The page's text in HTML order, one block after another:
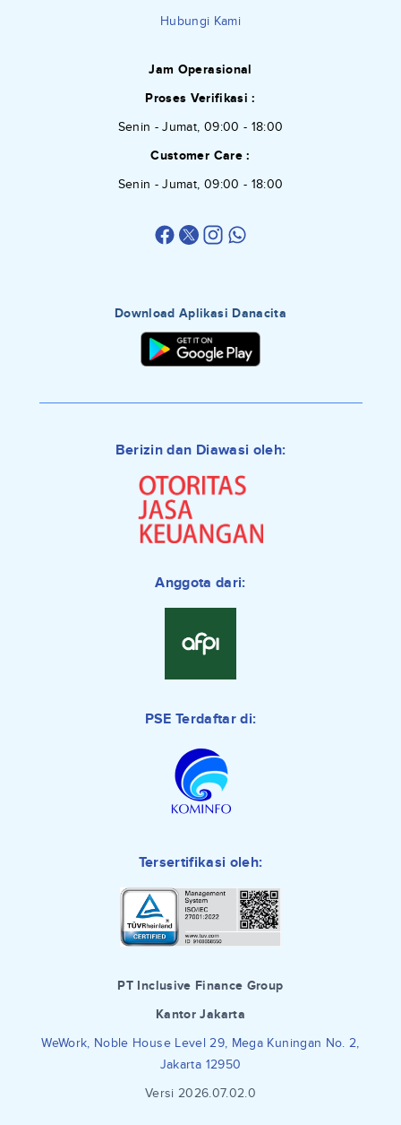
Hubungi Kami
Jam Operasional
Proses Verifikasi :
Senin - Jumat, 09:00 - 18:00
Customer Care :
Senin - Jumat, 09:00 - 18:00
Download Aplikasi Danacita
Berizin dan Diawasi oleh:
Anggota dari:
PSE Terdaftar di:
Tersertifikasi oleh:
PT Inclusive Finance Group
Kantor Jakarta
WeWork, Noble House Level 29, Mega Kuningan No. 2,
Jakarta 12950
Versi 2026.07.02.0